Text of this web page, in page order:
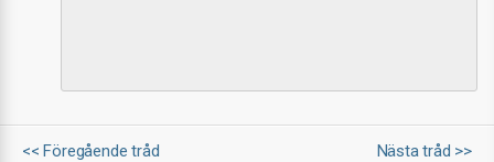
<< Föregående tråd Nästa tråd >>